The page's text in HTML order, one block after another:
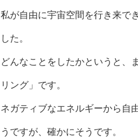
私が自由に宇宙空間を行き来で
した。
どんなことをしたかというと、
リング」です。
ネガティブなエネルギーから自
うですが、確かにそうです。